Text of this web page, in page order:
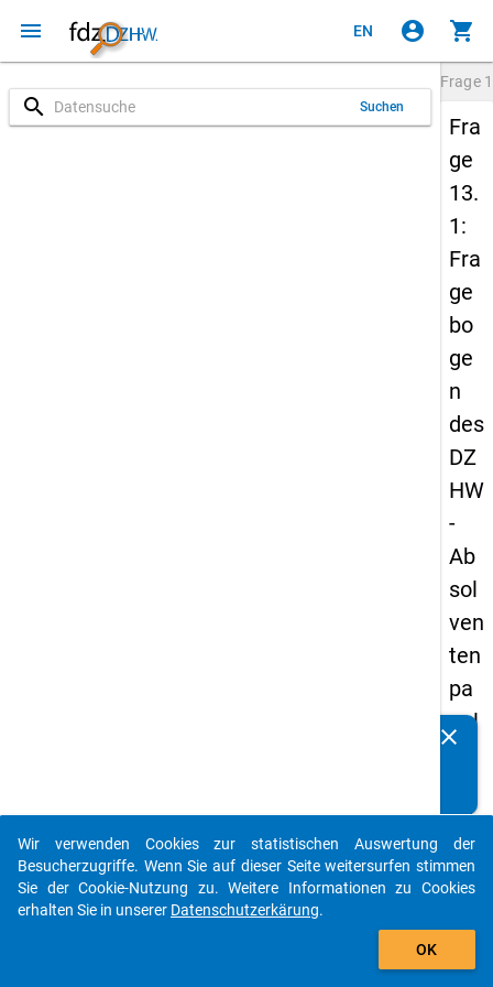
menu EN account_circle shopping_cart
search Suchen
Frage
Fra
ge
13.
1:
Fra
ge
bo
ge
n
des
DZ
HW
-
Ab
sol
ven
ten
pa
nel
05
-
drit
clear
auto_stories
add_shopping_cart
Wir verwenden Cookies zur statistischen Auswertung der
Besucherzugriffe. Wenn Sie auf dieser Seite weitersurfen stimmen
Sie der Cookie-Nutzung zu. Weitere Informationen zu Cookies
erhalten Sie in unserer Datenschutzerkärung.
OK